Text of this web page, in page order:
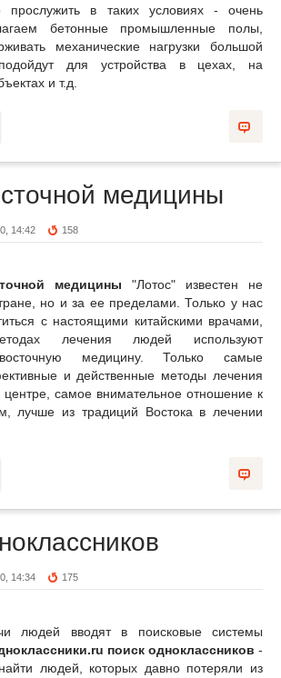
прослужить в таких условиях - очень
бетонные промышленные полы,
механические нагрузки большой
для устройства в цехах, на
и т.д.
медицины
14:42 158
медицины "Лотос" известен не
но и за ее пределами. Только у нас
с настоящими китайскими врачами,
лечения людей используют
медицину. Только самые
и действенные методы лечения
самое внимательное отношение к
лучше из традиций Востока в лечении
14:34 175
людей вводят в поисковые системы
поиск одноклассников -
людей, которых давно потеряли из